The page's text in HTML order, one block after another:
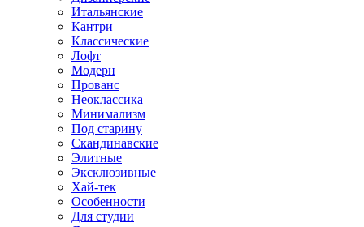
Итальянские
Кантри
Классические
Лофт
Модерн
Прованс
Неоклассика
Минимализм
Под старину
Скандинавские
Элитные
Эксклюзивные
Хай-тек
Особенности
Для студии